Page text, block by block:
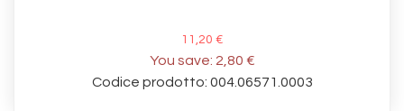
11,20 €
You save: 2,80 €
Codice prodotto: 004.06571.0003